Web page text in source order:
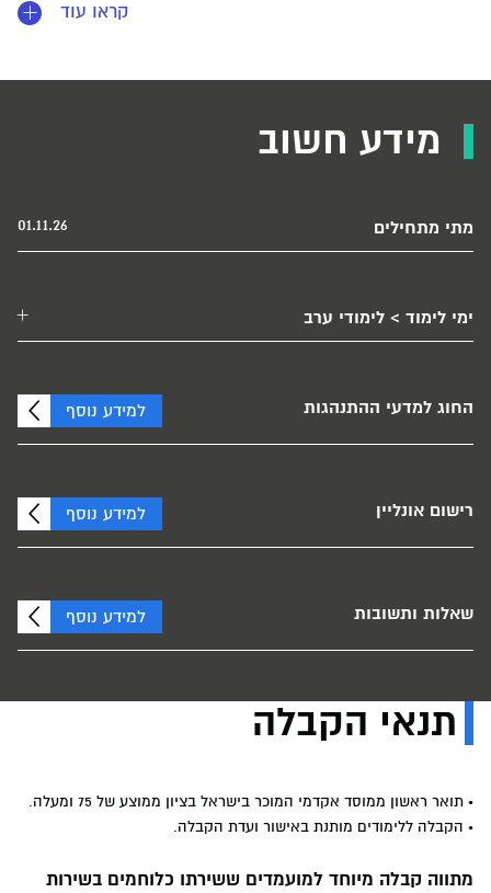
קראו עוד
מידע חשוב
מתי מתחילים 01.11.26
ימי לימוד > לימודי ערב
החוג למדעי ההתנהגות למידע נוסף
רישום אונליין למידע נוסף
שאלות ותשובות למידע נוסף
תנאי הקבלה
• תואר ראשון ממוסד אקדמי המוכר בישראל בציון ממוצע של 75 ומעלה.
• הקבלה ללימודים מותנת באישור ועדת הקבלה.
מתווה קבלה מיוחד למועמדים ששירתו כלוחמים בשירות